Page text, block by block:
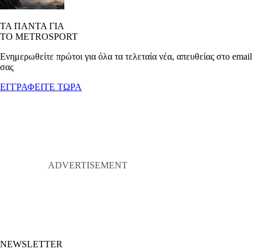
ΤΑ ΠΑΝΤΑ ΓΙΑ
ΤΟ METROSPORT
Ενημερωθείτε πρώτοι για όλα τα τελεταία νέα, απευθείας στο email
σας
ΕΓΓΡΑΦΕΙΤΕ ΤΩΡΑ
NEWSLETTER